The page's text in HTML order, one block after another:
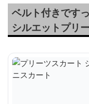
ベルト付きです
シルエットプリ